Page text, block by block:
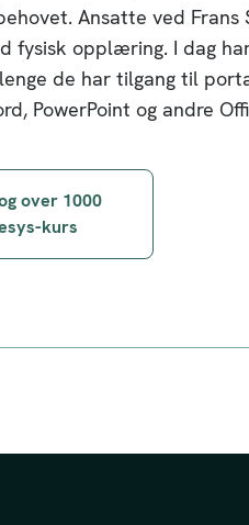
Ansatte ved
fysisk opplæring. I dag
de har tilgang til
PowerPoint og andre
over 1000
kurs